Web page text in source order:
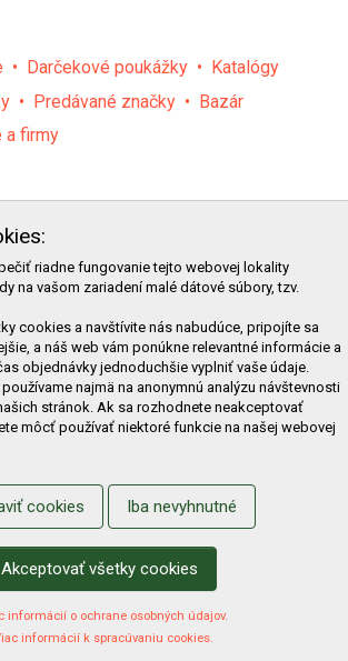
Darčekové poukážky
Katalógy
Predávané značky
Bazár
a firmy
Reklamačný protokol
Protokol na odstúpenie od kúpy
sporu
Ochrana osobných údajov
Nákup na splátky
Prihlasiť sa na odber noviniek
Podmienky zadávania hodnotení
online
technika Merkur Slovakia s.r.o. -www.merkur.sk
riadne fungovanie tejto webovej lokality
na vašom zariadení malé dátové súbory, tzv.
cookies a navštívite nás nabudúce, pripojíte sa
a náš web vám ponúkne relevantné informácie a
objednávky jednoduchšie vyplniť vaše údaje.
najmä na anonymnú analýzu návštevnosti
stránok. Ak sa rozhodnete neakceptovať
môcť používať niektoré funkcie na našej webovej
cookies Iba nevyhnutné
Akceptovať všetky cookies
informácií o ochrane osobných údajov.
informácií k spracúvaniu cookies.